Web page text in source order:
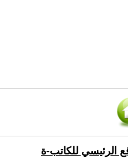
الرئيسي للكاتب-ة